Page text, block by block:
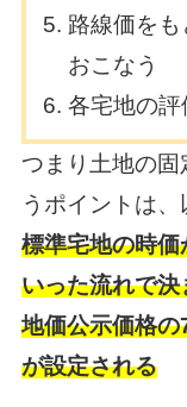
路線価を
おこなう
各宅地の評
つまり土地の
うポイントは、
標準宅地の時
いった流れで決
地価公示価格
が設定される